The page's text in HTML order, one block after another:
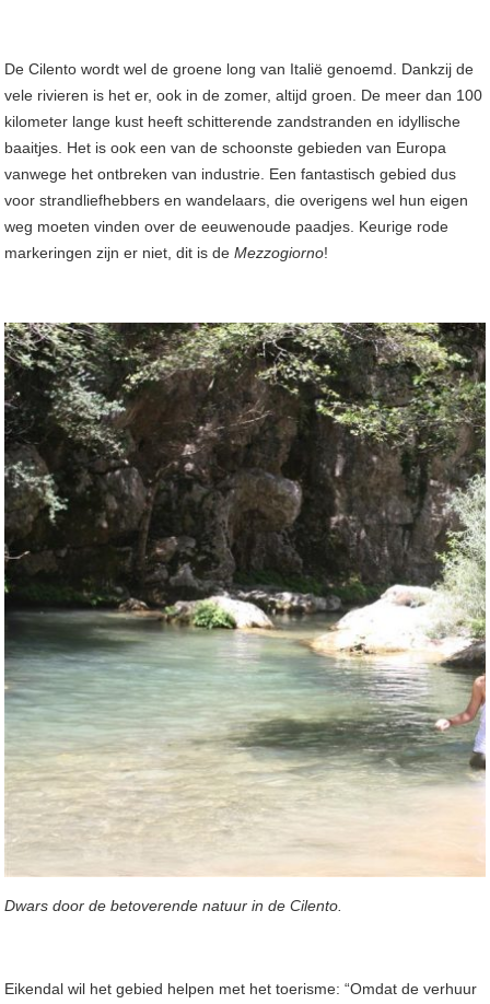
De Cilento wordt wel de groene long van Italië genoemd. Dankzij de
vele rivieren is het er, ook in de zomer, altijd groen. De meer dan 100
kilometer lange kust heeft schitterende zandstranden en idyllische
baaitjes. Het is ook een van de schoonste gebieden van Europa
vanwege het ontbreken van industrie. Een fantastisch gebied dus
voor strandliefhebbers en wandelaars, die overigens wel hun eigen
weg moeten vinden over de eeuwenoude paadjes. Keurige rode
markeringen zijn er niet, dit is deMezzogiorno!
Dwars door de betoverende natuur in de Cilento.
Eikendal wil het gebied helpen met het toerisme: “Omdat de verhuur